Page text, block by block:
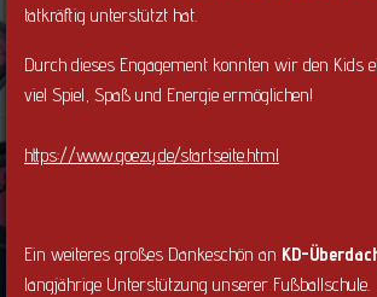
tatkräftig unterstützt hat.
Durch dieses Engagement konnten wir den Kids
viel Spiel, Spaß und Energie ermöglichen!
https://www.goezy.de/startseite.html
Ein weiteres großes Dankeschön an KD-
langjährige Unterstützung unserer Fußballschule.